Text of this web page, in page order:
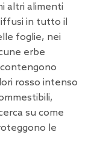
altri alimenti
in tutto il
foglie, nei
erbe
rosso intenso
su come
le